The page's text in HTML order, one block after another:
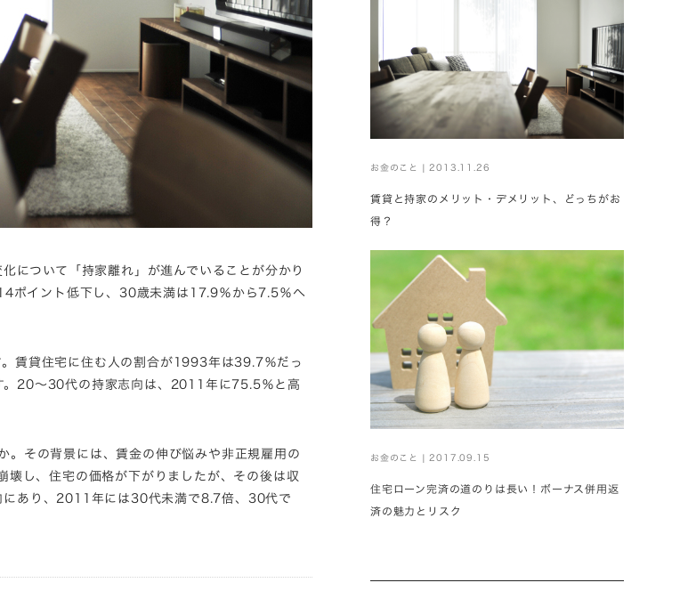
について「持家離れ」が進んでいることが分かり
ポイント低下し、30歳未満は17.9％から7.5％へ
賃貸住宅に住む人の割合が1993年は39.7％だっ
20～30代の持家志向は、2011年に75.5％と高
。その背景には、賃金の伸び悩みや非正規雇用の
し、住宅の価格が下がりましたが、その後は収
にあり、2011年には30代未満で8.7倍、30代で
お金のこと | 2013.11.26
賃貸と持家のメリット・デメリット、どっちがお
得？
お金のこと | 2017.09.15
住宅ローン完済の道のりは長い！ボーナス併用返
済の魅力とリスク